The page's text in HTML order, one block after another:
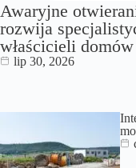
Awaryjne
rozwija
właścicieli
lip 30, 2026